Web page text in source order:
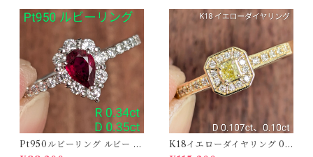
Pt950ルビーリング ルビー 0.
34ct ダイヤモンド 0.35ct【P
K18イエローダイヤリング 0.1
07ct D 0.10ct【PRO20878